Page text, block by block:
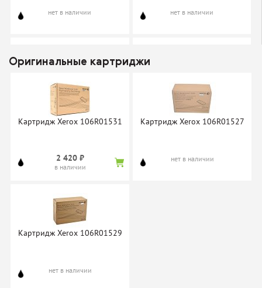
нет в наличии нет в наличии
Картридж Cactus CS-PH3550
нет в наличии
Картридж NV-Print
106R01529
нет в наличии
Картридж NV-Print
106R01531
нет в наличии
Оригинальные картриджи
Картридж Xerox 106R01531
2 420 ₽
в наличии
Картридж Xerox 106R01527
нет в наличии
Картридж Xerox 106R01529
нет в наличии